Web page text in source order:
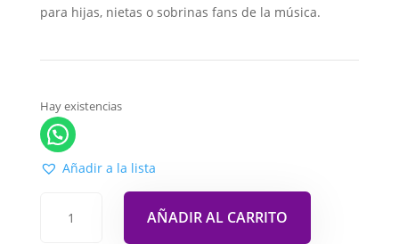
para hijas, nietas o sobrinas fans de la música.
Hay existencias
Añadir a la lista
AÑADIR AL CARRITO